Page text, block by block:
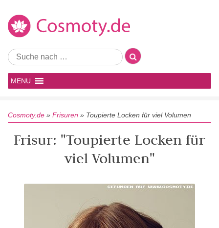
MENU
Cosmoty.de » Frisuren » Toupierte Locken für viel Volumen
Frisur: "Toupierte Locken für
viel Volumen"